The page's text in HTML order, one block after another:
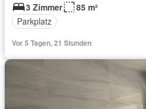
3 Zimmer
85 m²
Parkplatz
Vor 5 Tagen, 21 Stunden